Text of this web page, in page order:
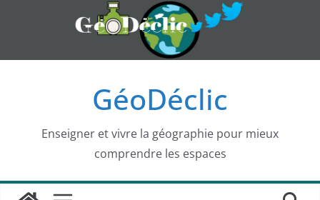
GéoDéclic
Enseigner et vivre la géographie pour mieux
comprendre les espaces